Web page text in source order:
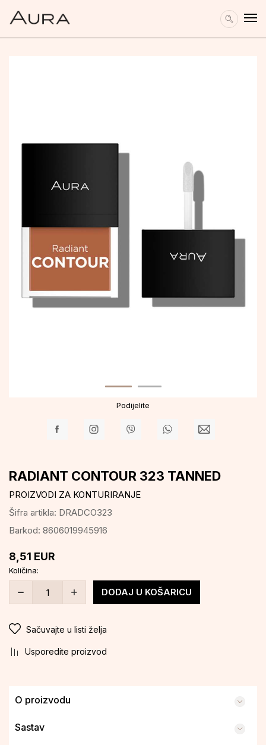
Podijelite
RADIANT CONTOUR 323 TANNED
PROIZVODI ZA KONTURIRANJE
Šifra artikla: DRADCO323
Barkod: 8606019945916
8,51 EUR
Količina:
DODAJ U KOŠARICU
Sačuvajte u listi želja
Usporedite proizvod
O proizvodu
Sastav